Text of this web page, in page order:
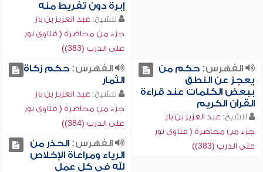
إبرة دون تفريط منه
للشيخ: عبد العزيز بن باز
جزء من محاضرة ( فتاوى نور
على الدرب (383))
الفهرس:حكم من
يعجز عن النطق
ببعض الكلمات عند قراءة
القرآن الكريم
للشيخ: عبد العزيز بن باز
جزء من محاضرة ( فتاوى نور
على الدرب (383))
الفهرس:حكم زكاة
الثمار
للشيخ: عبد العزيز بن باز
جزء من محاضرة ( فتاوى نور
على الدرب (384))
الفهرس:الحذر من
الرياء ومراعاة الإخلاص
لله في كل عمل